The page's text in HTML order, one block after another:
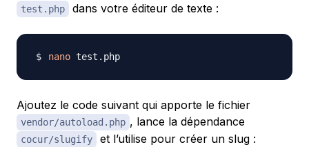
test.php dans votre éditeur de texte :
nano
Ajoutez le code suivant qui apporte le fichier
vendor/autoload.php , lance la dépendance
cocur/slugify et l’utilise pour créer un slug :